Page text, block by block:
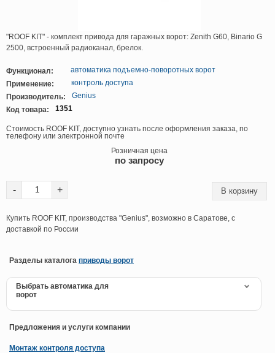
"ROOF KIT" - комплект привода для гаражных ворот: Zenith G60, Binario G
2500, встроенный радиоканал, брелок.
Функционал:
автоматика подъемно-поворотных ворот
Применение:
контроль доступа
Производитель:
Genius
Код товара:
1351
Стоимость ROOF KIT, доступно узнать после оформления заказа, по
телефону или электронной почте
Розничная цена
по запросу
- +
Купить ROOF KIT, производства "Genius", возможно в Саратове, с
доставкой по России
Разделы каталога приводы ворот
Выбрать автоматика для
ворот
Предложения и услуги компании
Монтаж контроля доступа